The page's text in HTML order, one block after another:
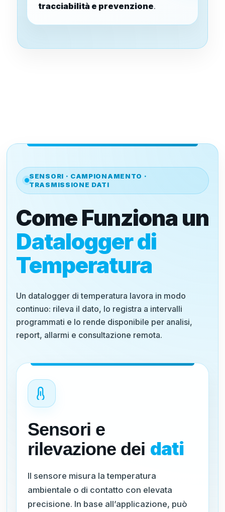
tracciabilità e prevenzione.
SENSORI · CAMPIONAMENTO ·
TRASMISSIONE DATI
Come Funziona un
Datalogger di
Temperatura
Un datalogger di temperatura lavora in modo
continuo: rileva il dato, lo registra a intervalli
programmati e lo rende disponibile per analisi,
report, allarmi e consultazione remota.
Sensori e
rilevazione dei dati
Il sensore misura la temperatura
ambientale o di contatto con elevata
precisione. In base all’applicazione, può